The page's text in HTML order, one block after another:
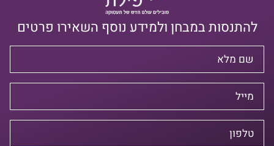
להתנסות במבחן ולמידע נוסף השאירו פרטים